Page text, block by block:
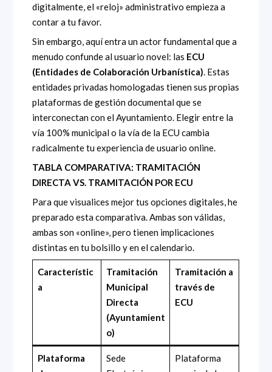
digitalmente, el «reloj» administrativo empieza a
contar a tu favor.
Sin embargo, aquí entra un actor fundamental que a
menudo confunde al usuario novel: las ECU
(Entidades de Colaboración Urbanística). Estas
entidades privadas homologadas tienen sus propias
plataformas de gestión documental que se
interconectan con el Ayuntamiento. Elegir entre la
vía 100% municipal o la vía de la ECU cambia
radicalmente tu experiencia de usuario online.
TABLA COMPARATIVA: TRAMITACIÓN
DIRECTA VS. TRAMITACIÓN POR ECU
Para que visualices mejor tus opciones digitales, he
preparado esta comparativa. Ambas son válidas,
ambas son «online», pero tienen implicaciones
distintas en tu bolsillo y en el calendario.
Característic
a
Tramitación
Municipal
Directa
(Ayuntamient
o)
Tramitación a
través de
ECU
Plataforma
Sede
Plataforma